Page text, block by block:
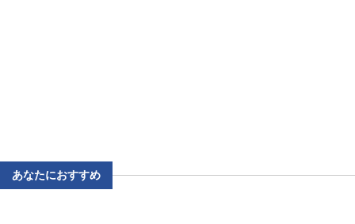
あなたにおすすめ